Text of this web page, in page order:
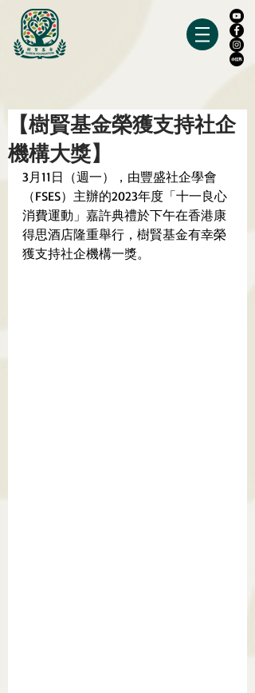
【樹賢基金榮獲支持社企
機構大獎】
3月11日（週一），由豐盛社企學會
（FSES）主辦的2023年度「十一良心
消費運動」嘉許典禮於下午在香港康
得思酒店隆重舉行，樹賢基金有幸榮
獲支持社企機構一獎。